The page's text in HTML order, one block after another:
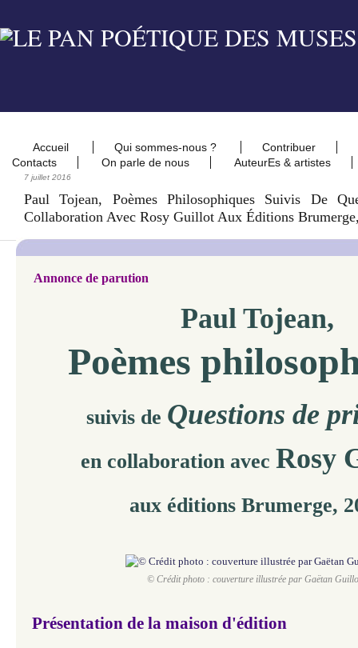
Accueil Qui sommes-nous ?
Contribuer
Contacts
On parle de nous AuteurEs & artistes
7 juillet 2016
Paul Tojean, Poèmes Philosophiques Suivis De
Collaboration Avec Rosy Guillot Aux Éditions
Annonce de parution
Paul Tojean,
Poèmes
suivis de Questions de
en collaboration avec Rosy
aux éditions Brumerge,
© Crédit photo : couverture illustrée par Gaëtan
Présentation de la maison d'édition